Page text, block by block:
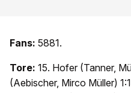
Fans: 5881.
Tore: 15. Hofer (Tanner,
(Aebischer, Mirco Müller)